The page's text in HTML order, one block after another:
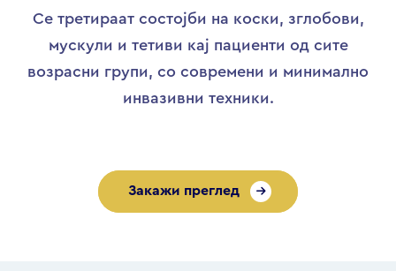
Се третираат состојби на коски, зглобови,
мускули и тетиви кај пациенти од сите
возрасни групи, со современи и минимално
инвазивни техники.
Закажи преглед